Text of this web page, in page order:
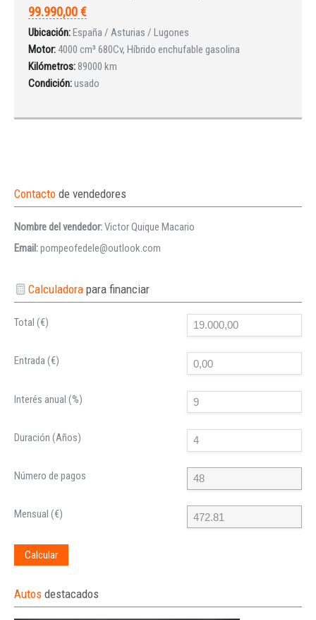
99.990,00 €
Ubicación:España / Asturias / Lugones
Motor:4000 cm³ 680Cv, Híbrido enchufable gasolina
Kilómetros: 89000 km
Condición:usado
Contacto de vendedores
Nombre del vendedor:Victor Quique Macario
Email:pompeofedele@outlook.com
Calculadorapara financiar
Total (€)
Entrada (€)
Interés anual (%)
Duración (Años)
Número de pagos
Mensual (€)
Calcular
Autos destacados